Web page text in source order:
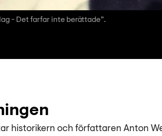
- Det farfar inte berättade”.
historikern och författaren Anton